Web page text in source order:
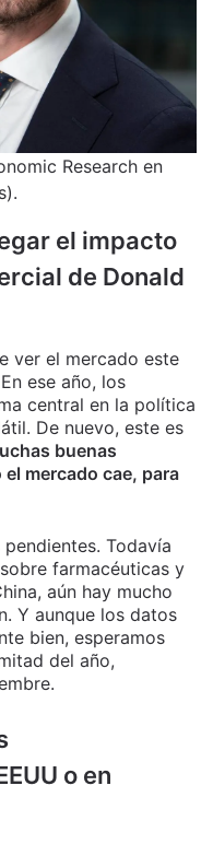
Research en
el impacto
de Donald
ver el mercado este
ese año, los
central en la política
De nuevo, este es
buenas
mercado cae, para
Todavía
farmacéuticas y
aún hay mucho
Y aunque los datos
bien, esperamos
del año,
o en